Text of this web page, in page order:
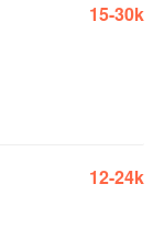
15-30k
12-24k